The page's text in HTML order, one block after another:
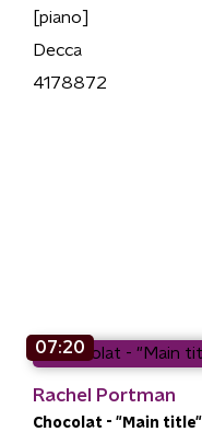
[piano]
Decca
4178872
07:20
Rachel Portman
Chocolat - "Main title"